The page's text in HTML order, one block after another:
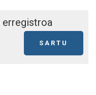
erregistroa
SARTU